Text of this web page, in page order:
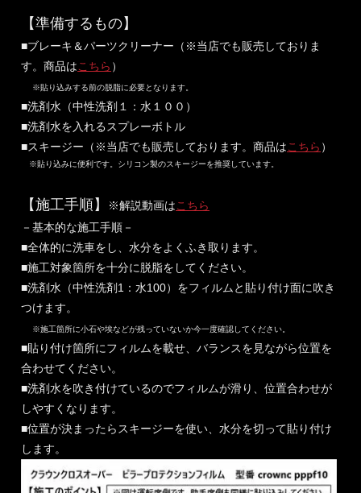
【準備するもの】
■ブレーキ＆パーツクリーナー（※当店でも販売しておりま
す。商品はこちら ）
※貼り込みする前の脱脂に必要となります。
■洗剤水（中性洗剤１：水１００）
■洗剤水を入れるスプレーボトル
■スキージー（※当店でも販売しております。商品はこちら ）
※貼り込みに便利です。シリコン製のスキージーを推奨しています。
【施工手順】 ※解説動画はこちら
－基本的な施工手順－
■全体的に洗車をし、水分をよくふき取ります。
■施工対象箇所を十分に脱脂をしてください。
■洗剤水（中性洗剤1：水100）をフィルムと貼り付け面に吹き
つけます。
※施工箇所に小石や埃などが残っていないか今一度確認してください。
■貼り付け箇所にフィルムを載せ、バランスを見ながら位置を
合わせてください。
■洗剤水を吹き付けているのでフィルムが滑り、位置合わせが
しやすくなります。
■位置が決まったらスキージーを使い、水分を切って貼り付け
します。